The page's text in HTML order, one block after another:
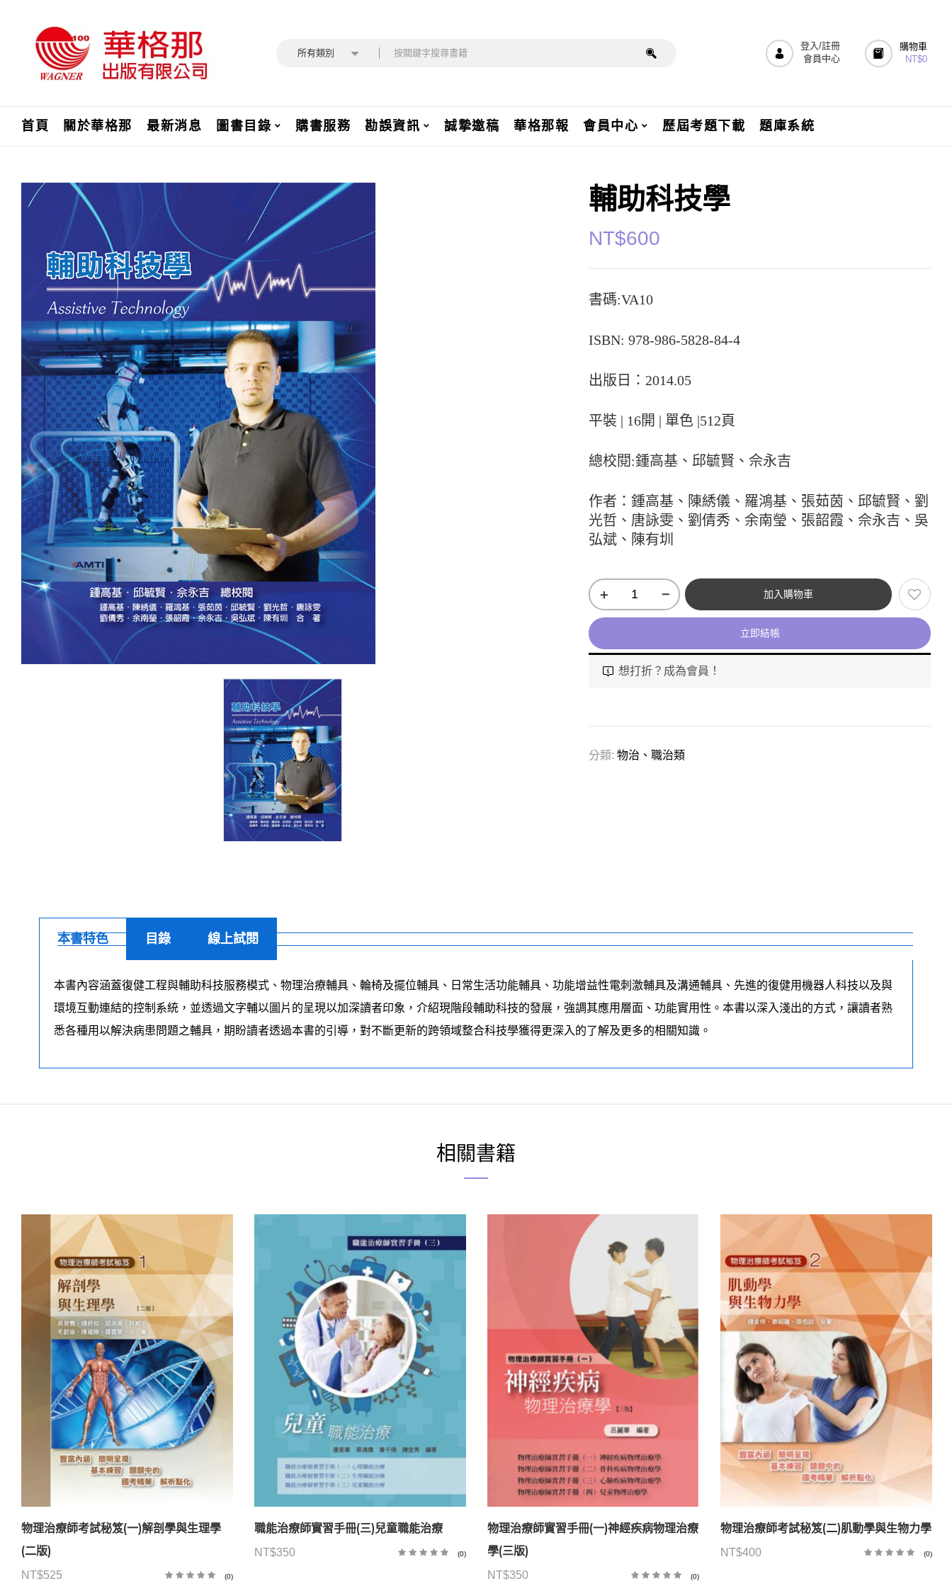
所有類別
登入/註冊
會員中心
購物車
NT$0
首頁 關於華格那 最新消息 圖書目錄 購書服務 勘誤資訊 誠摯邀稿 華格那報 會員中心 歷屆考題下載 題庫系統
輔助科技學
NT$600
書碼:VA10
ISBN: 978-986-5828-84-4
出版日：2014.05
平裝 | 16開 | 單色 |512頁
總校閱:鍾高基、邱毓賢、佘永吉
作者：鍾高基、陳綉儀、羅鴻基、張茹茵、邱毓賢、劉
光哲、唐詠雯、劉倩秀、余南瑩、張韶霞、佘永吉、吳
弘斌、陳有圳
加入購物車
立即結帳
想打折？成為會員！
分類:物治、職治類
本書特色 目錄 線上試閱
本書內容涵蓋復健工程與輔助科技服務模式、物理治療輔具、輪椅及擺位輔具、日常生活功能輔具、功能增益性電刺激輔具及溝通輔具、先進的復健用機器人科技以及與
環境互動連結的控制系統，並透過文字輔以圖片的呈現以加深讀者印象，介紹現階段輔助科技的發展，強調其應用層面、功能實用性。本書以深入淺出的方式，讓讀者熟
悉各種用以解決病患問題之輔具，期盼讀者透過本書的引導，對不斷更新的跨領域整合科技學獲得更深入的了解及更多的相關知識。
相關書籍
物理治療師考試秘笈(一)解剖學與生理學
(二版)
NT$525 (0)
職能治療師實習手冊(三)兒童職能治療
NT$350 (0)
物理治療師實習手冊(一)神經疾病物理治療
學(三版)
NT$350 (0)
物理治療師考試秘笈(二)肌動學與生物力學
NT$400 (0)